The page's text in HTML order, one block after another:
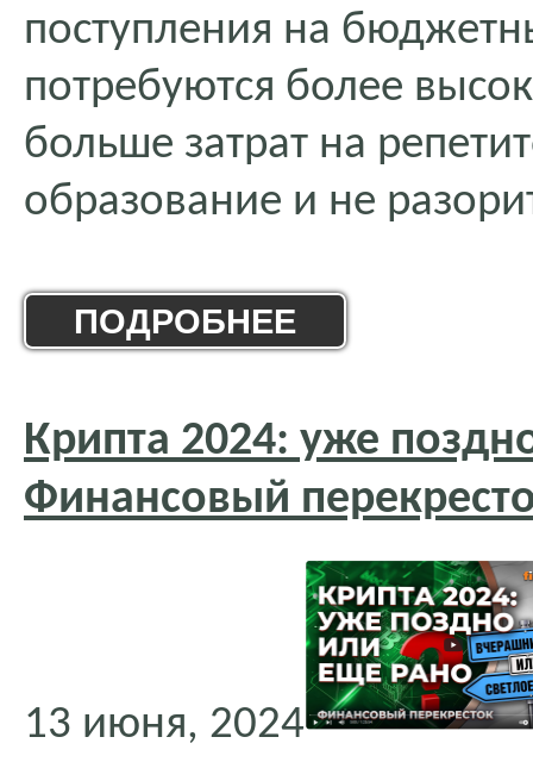
поступления на
потребуются более
больше затрат на
образование и не
ПОДРОБНЕЕ
Крипта 2024: уже
Финансовый
13 июня, 2024